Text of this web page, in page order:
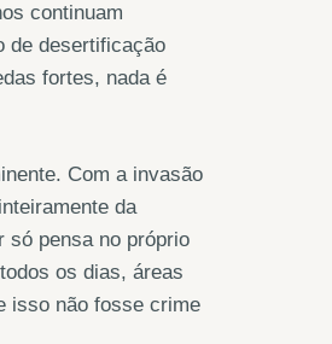
continuam
de desertificação
fortes, nada é
Com a invasão
da
só pensa no próprio
os dias, áreas
isso não fosse crime